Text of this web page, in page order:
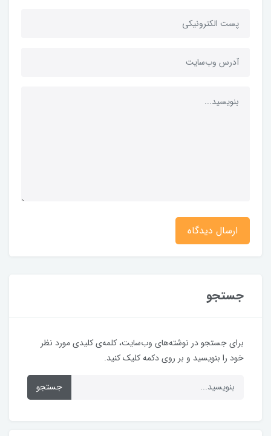
ارسال دیدگاه
جستجو
برای جستجو در نوشته‌های وب‌سایت، کلمه‌ی کلیدی مورد نظر
خود را بنویسید و بر روی دکمه کلیک کنید.
جستجو